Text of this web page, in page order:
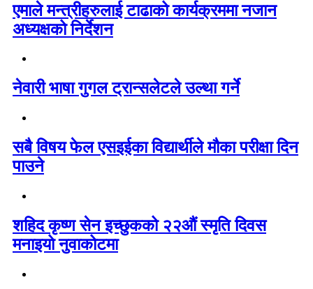
एमाले मन्त्रीहरुलाई टाढाको कार्यक्रममा नजान
अध्यक्षको निर्देशन
नेवारी भाषा गुगल ट्रान्सलेटले उल्था गर्ने
सबै विषय फेल एसइईका विद्यार्थीले मौका परीक्षा दिन
पाउने
शहिद कृष्ण सेन इच्छुकको २२औं स्मृति दिवस
मनाइयो नुवाकोटमा